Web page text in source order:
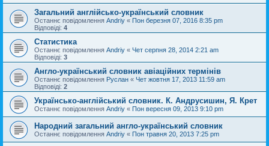
Загальний англійсько-український словник
Останнє повідомлення Andriy « Пон березня 07, 2016 8:35 pm
Відповіді: 4
Статистика
Останнє повідомлення Andriy « Чет серпня 28, 2014 2:21 am
Відповіді: 3
Англо-український словник авіаційних термінів
Останнє повідомлення Руслан « Чет жовтня 17, 2013 11:59 am
Відповіді: 2
Українсько-англійський словник. К. Андрусишин, Я. Крет
Останнє повідомлення Andriy « Пон вересня 09, 2013 9:10 pm
Народний загальний англо-український словник
Останнє повідомлення Andriy « Пон травня 20, 2013 7:25 pm